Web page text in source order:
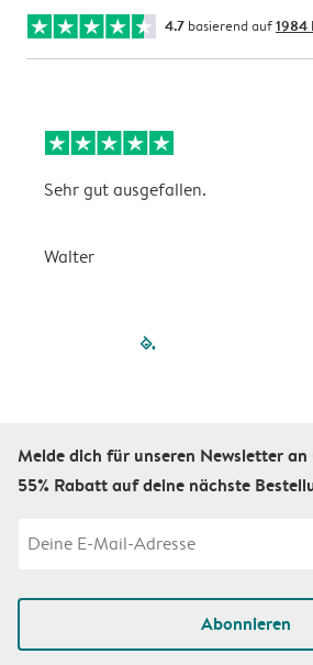
4.7 basierend auf1984
Sehr gut ausgefallen.
Walter
filled-
Melde dich für unseren Newsletter
55% Rabatt auf deine nächste
Abonnieren